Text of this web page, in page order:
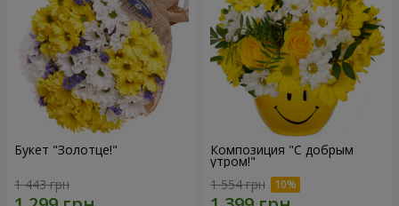
Букет "Золотце!"
1 443 грн
Композиция "С добрым
утром!"
1 554 грн